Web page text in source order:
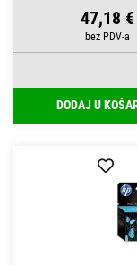
47,18 €
DODAJ U